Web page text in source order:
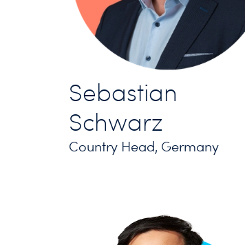
Sebastian
Schwarz
Country Head, Germany